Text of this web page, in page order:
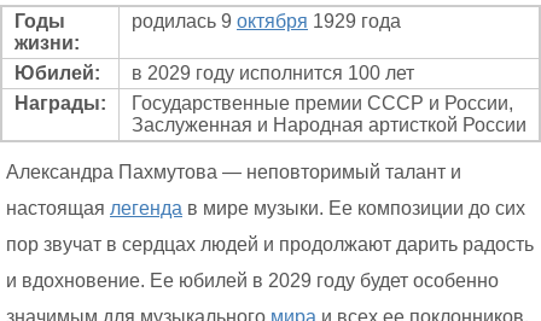
Годы
жизни:
родилась 9 октября 1929 года
Юбилей:
в 2029 году исполнится 100 лет
Награды:
Государственные премии СССР и России,
Заслуженная и Народная артисткой России
Александра Пахмутова — неповторимый талант и
настоящая легенда в мире музыки. Ее композиции до сих
пор звучат в сердцах людей и продолжают дарить радость
и вдохновение. Ее юбилей в 2029 году будет особенно
значимым для музыкального мира и всех ее поклонников.